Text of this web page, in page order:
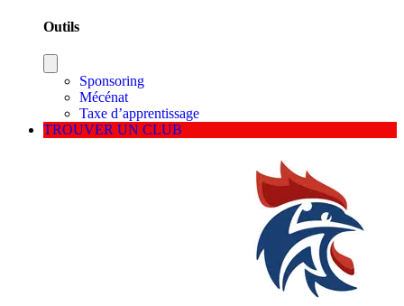
Outils
Sponsoring
Mécénat
Taxe d’apprentissage
TROUVER UN CLUB